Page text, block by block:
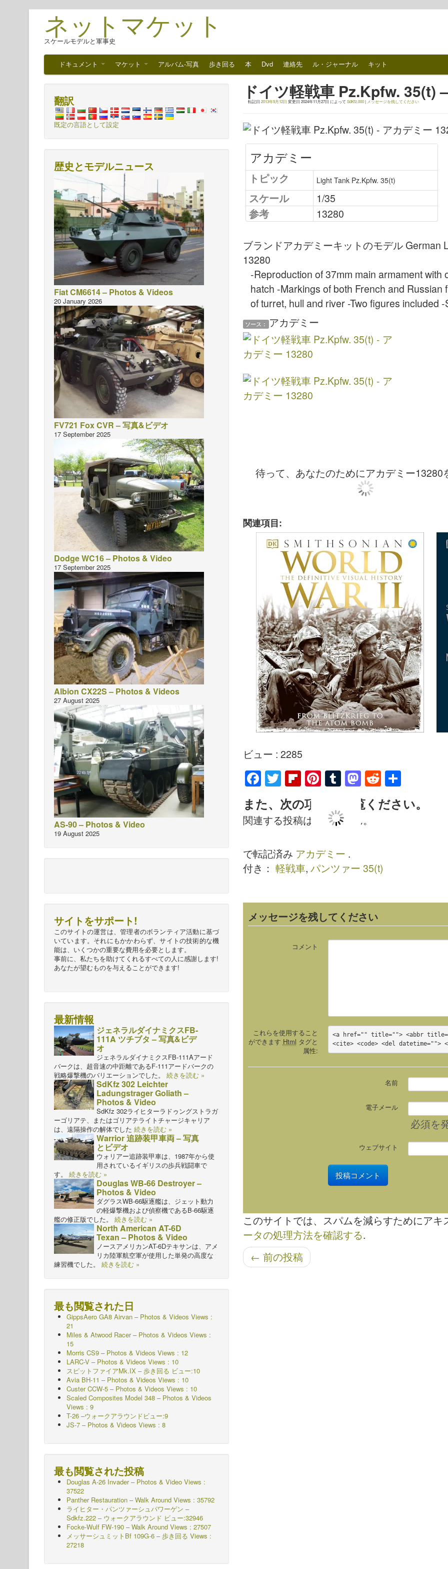
ネットマケット
スケールモデルと軍事史
ドキュメント マケット アルバム-写真 歩き回る 本 Dvd 連絡先 ル・ジャーナル キット
ドイツ軽戦車 Pz.Kpfw. 35(t)
転記日 2013年5月12日 変更日 2024年11月27日 によって SdKfz.000| メッセージを残してください
アカデミー
トピック Light Tank Pz.Kpfw. 35(t)
スケール
1/35
参考
13280
ブランドアカデミーキットのモデルGerman
13280
-Reproduction of 37mm main armament
hatch -Markings of both French and
of turret, hull and river -Two figures included
ソース： アカデミー
待って、あなたのためにアカデミー13280
関連項目:
ビュー : 2285
F
a
c
e
o
o
T
wi
tt
er
Fl
ip
b
o
d
Pi
nt
er
e
T
u
m
bl
M
a
st
o
n
R
e
d
h
ar
また、次の項目もご覧ください。
関連する投稿はありません。
で転記済み アカデミー .
付き： 軽戦車, パンツァー 35(t)
メッセージを残してください
コメント
これらを使用すること
ができます Html タグと
属性:
<a href="" title=""> <abbr
<cite> <code> <del datetime="">
名前
電子メール
必須を
ウェブサイト
このサイトでは、スパムを減らすためにア
ータの処理方法を確認する.
投稿ナビゲーション
← 前の投稿
翻訳
既定の言語として設定
歴史とモデルニュース
Fiat CM6614 – Photos & Videos
20 January 2026
FV721 Fox CVR – 写真&ビデオ
17 September 2025
Dodge WC16 – Photos & Video
17 September 2025
Albion CX22S – Photos & Videos
27 August 2025
AS-90 – Photos & Video
19 August 2025
サイトをサポート!
このサイトの運営は、管理者のボランティア活動に基づ
いています。それにもかかわらず、サイトの技術的な機
能は、いくつかの重要な費用を必要とします。
事前に、私たちを助けてくれるすべての人に感謝します!
あなたが望むものを与えることができます!
最新情報
ジェネラルダイナミクスFB-
111A ツチブタ – 写真&ビデ
オ
ジェネラルダイナミクスFB-111Aアード
バークは、超音速の中距離であるF-111アードバークの
戦略爆撃機のバリエーションでした。 続きを読む »
SdKfz 302 Leichter
Ladungstrager Goliath –
Photos & Video
SdKfz 302ライヒターラドゥングストラガ
ーゴリアテ、またはゴリアテライトチャージキャリア
は、遠隔操作の解体でした 続きを読む »
Warrior 追跡装甲車両 – 写真
とビデオ
ウォリアー追跡装甲車は、1987年から使
用されているイギリスの歩兵戦闘車で
す。 続きを読む »
Douglas WB-66 Destroyer –
Photos & Video
ダグラスWB-66駆逐艦は、ジェット動力
の軽爆撃機および偵察機であるB-66駆逐
艦の修正版でした。 続きを読む »
North American AT-6D
Texan – Photos & Video
ノースアメリカンAT-6Dテキサンは、アメ
リカ陸軍航空軍が使用した単発の高度な
練習機でした。 続きを読む »
最も閲覧された日
GippsAero GA8 Airvan – Photos & Videos Views :
21
Miles & Atwood Racer – Photos & Videos Views :
15
Morris CS9 – Photos & Videos Views : 12
LARC-V – Photos & Videos Views : 10
スピットファイアMk.IX – 歩き回る ビュー:10
Avia BH-11 – Photos & Videos Views : 10
Custer CCW-5 – Photos & Videos Views : 10
Scaled Composites Model 348 – Photos & Videos
Views : 9
T-26 –ウォークアラウンドビュー:9
JS-7 – Photos & Videos Views : 8
最も閲覧された投稿
Douglas A-26 Invader – Photos & Video Views :
37522
Panther Restauration – Walk Around Views : 35792
ライヒター・パンツァーシュパワーゲン –
Sdkfz.222 – ウォークアラウンド ビュー:32946
Focke-Wulf FW-190 – Walk Around Views : 27507
メッサーシュミットBf 109G-6 – 歩き回る Views :
27218